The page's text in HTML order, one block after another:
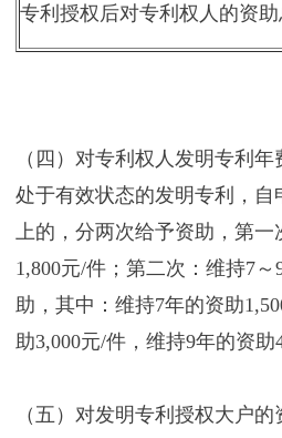
专利授权后对专利权人的资助
（四）对专利权人发明专利
处于有效状态的发明专利，自
上的，分两次给予资助，第
1,800元/件；第二次：维持7
助，其中：维持7年的资助
助3,000元/件，维持9年的资助
（五）对发明专利授权大户